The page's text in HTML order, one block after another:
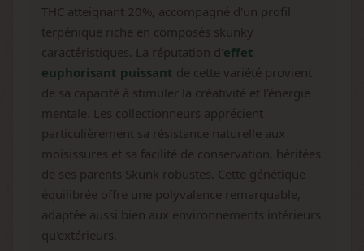
THC atteignant 20%, accompagné d'un profil
terpénique riche en composés skunky
caractéristiques. La réputation d'effet
euphorisant puissant de cette variété provient
de sa capacité à stimuler la créativité et l'énergie
mentale. Les collectionneurs apprécient
particulièrement sa résistance naturelle aux
moisissures et sa facilité de conservation, héritées
de ses parents Skunk robustes. Cette génétique
équilibrée offre une polyvalence remarquable,
adaptée aussi bien aux environnements intérieurs
qu'extérieurs.